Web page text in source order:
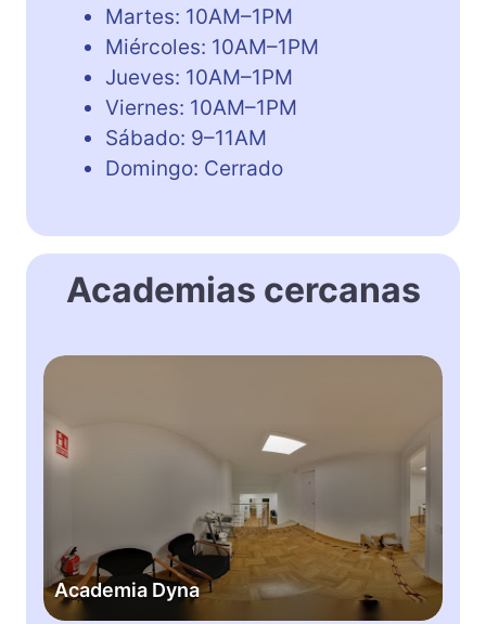
Martes: 10AM–1PM
Miércoles: 10AM–1PM
Jueves: 10AM–1PM
Viernes: 10AM–1PM
Sábado: 9–11AM
Domingo: Cerrado
Academias cercanas
Academia Dyna
A
y